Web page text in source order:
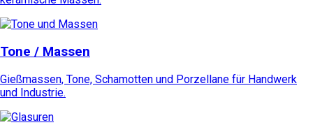
Tone / Massen
Gießmassen, Tone, Schamotten und Porzellane für Handwerk
und Industrie.